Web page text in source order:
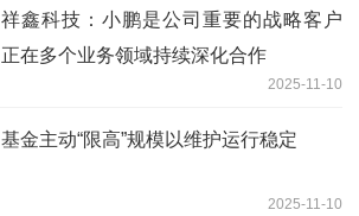
祥鑫科技：小鹏是公司重要的战略客户
正在多个业务领域持续深化合作
2025-11-10
基金主动“限高”规模以维护运行稳定
2025-11-10